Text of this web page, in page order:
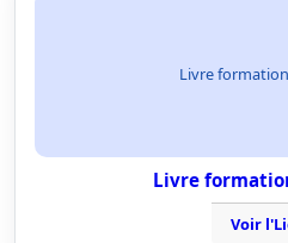
Livre
Livre
Voir